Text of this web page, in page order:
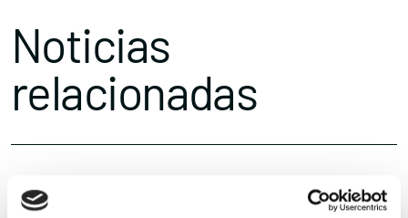
Noticias
relacionadas